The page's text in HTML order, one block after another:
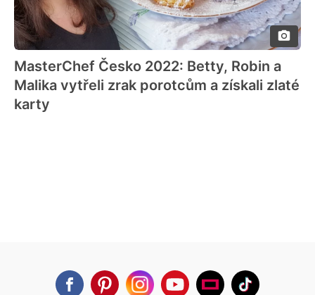
MasterChef Česko 2022: Betty, Robin a
Malika vytřeli zrak porotcům a získali zlaté
karty